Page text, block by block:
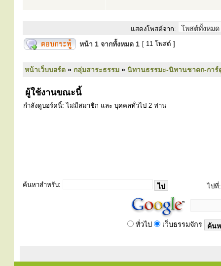
แสดงโพสต์จาก:
หน้า 1 จากทั้งหมด 1 [ 11 โพสต์ ]
หน้าเว็บบอร์ด » กลุ่มสาระธรรม » นิทานธรรมะ-นิทานชาดก-การ์
ผู้ใช้งานขณะนี้
กำลังดูบอร์ดนี้: ไม่มีสมาชิก และ บุคคลทั่วไป 2 ท่าน
ค้นหาสำหรับ: ไปที่:
ทั่วไป เว็บธรรมจักร